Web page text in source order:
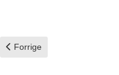
Forrige artikkel: Framstig
Forrige